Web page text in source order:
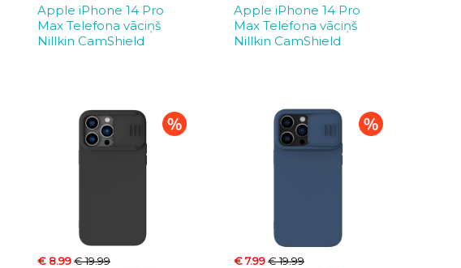
Apple iPhone 14 Pro
Max Telefona vāciņš
Nillkin CamShield
Apple iPhone 14 Pro
Max Telefona vāciņš
Nillkin CamShield
€ 8.99€ 19.99 € 7.99€ 19.99